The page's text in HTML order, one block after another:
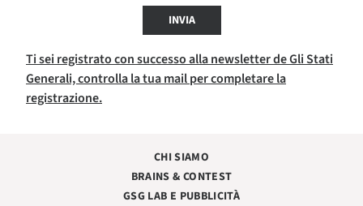
INVIA
Ti sei registrato con successo alla newsletter de Gli Stati
Generali, controlla la tua mail per completare la
registrazione.
CHI SIAMO
BRAINS & CONTEST
GSG LAB E PUBBLICITÀ